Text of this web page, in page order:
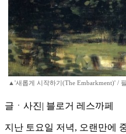
▲'새롭게 시작하기(The Embarkment)' /
글ㆍ사진| 블로거 레스까페
지난 토요일 저녁, 오랜만에